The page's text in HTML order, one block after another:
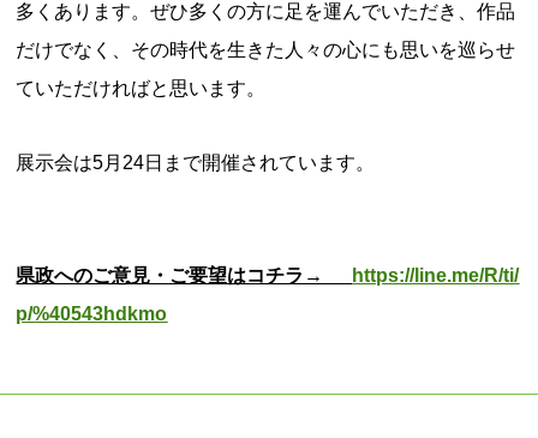
多くあります。ぜひ多くの方に足を運んでいただき、作品
だけでなく、その時代を生きた人々の心にも思いを巡らせ
ていただければと思います。
展示会は5月24日まで開催されています。
県政へのご意見・ご要望はコチラ→
https://line.me/R/ti/
p/%40543hdkmo